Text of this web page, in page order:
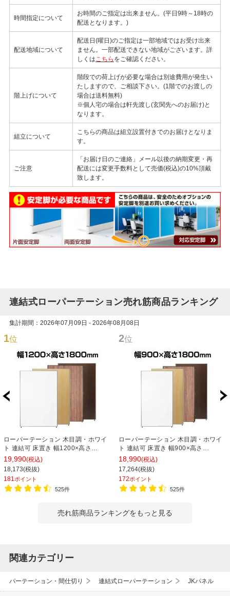
時間指定について
お時間のご指定は出来ません。(平日9時～18時の
配送となります。)
配送地域について
配送日(曜日)のご指定は一部地域ではお受け出来
ません。一部配送できない地域がございます。詳
しくはこちら をご確認ください。
階上げについて
階段での荷上げが必要な場合は別途費用が発生い
たしますので、ご相談下さい。(1階でのお渡しの
場合は送料無料)
※個人宅の場合は軒先渡し(玄関先へのお届け)と
なります。
組立について
こちらの商品は組立設置付きでのお届けとなりま
す。
ご注意
「お届け日のご連絡」メール以後の納期変更・再
配送には変更手数料として売価(税込)の10%頂戴
致します。
連結式ローパーテーション売れ筋商品ランキング
集計期間：2026年07月09日 - 2026年08月08日
1位
ローパーテーション 木目調・ホワイ
ト 連結可 床置き 幅1200×高さ
1800mm パーティション 衝立 間仕切
り オフィス 目隠し
19,990(税込)
18,173(税抜)
181ポイント
525件
2位
ローパーテーション 木目調・ホワイ
ト 連結可 床置き 幅900×高さ
1800mm パーティション 衝立 間仕切
り オフィス 目隠し
18,990(税込)
17,264(税抜)
172ポイント
525件
売れ筋商品ランキングをもっと見る
関連カテゴリー
パーテーション・間仕切り 連結式ローパーテーション JKパネル